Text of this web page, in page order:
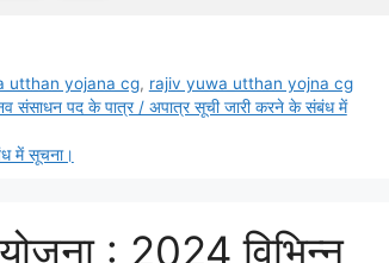
utthan yojana cg, rajiv yuwa utthan yojna cg
संसाधन पद के पात्र / अपात्र सूची जारी करने के संबंध में
में सूचना।
: 2024 विभिन्न